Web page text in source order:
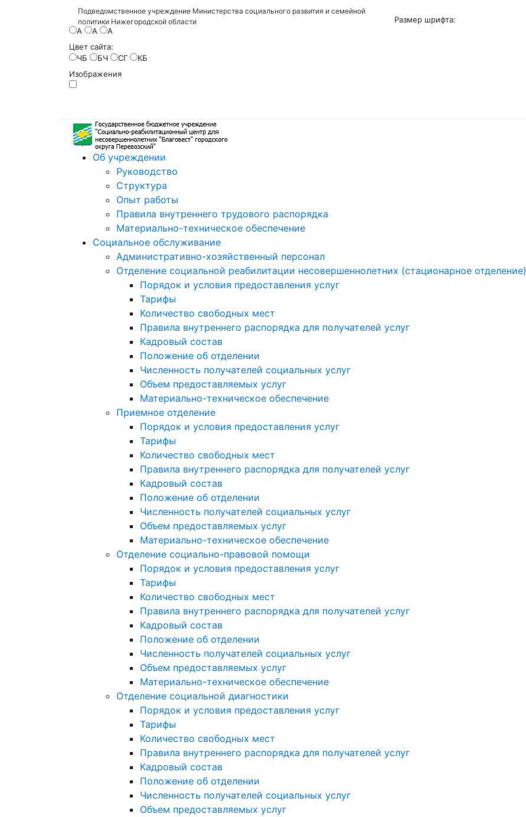
Подведомственное учреждение Министерства социального развития и семейной
политики Нижегородской области
Размер шрифта:
A
A
A
Цвет сайта:
ЧБ
БЧ СГ
КБ
Изображения
Об учреждении
Руководство
Структура
Опыт работы
Правила внутреннего трудового распорядка
Материально-техническое обеспечение
Социальное обслуживание
Административно-хозяйственный персонал
Отделение социальной реабилитации несовершеннолетних (стационарное отделение)
Порядок и условия предоставления услуг
Тарифы
Количество свободных мест
Правила внутреннего распорядка для получателей услуг
Кадровый состав
Положение об отделении
Численность получателей социальных услуг
Объем предоставляемых услуг
Материально-техническое обеспечение
Приемное отделение
Порядок и условия предоставления услуг
Тарифы
Количество свободных мест
Правила внутреннего распорядка для получателей услуг
Кадровый состав
Положение об отделении
Численность получателей социальных услуг
Объем предоставляемых услуг
Материально-техническое обеспечение
Отделение социально-правовой помощи
Порядок и условия предоставления услуг
Тарифы
Количество свободных мест
Правила внутреннего распорядка для получателей услуг
Кадровый состав
Положение об отделении
Численность получателей социальных услуг
Объем предоставляемых услуг
Материально-техническое обеспечение
Отделение социальной диагностики
Порядок и условия предоставления услуг
Тарифы
Количество свободных мест
Правила внутреннего распорядка для получателей услуг
Кадровый состав
Положение об отделении
Численность получателей социальных услуг
Объем предоставляемых услуг